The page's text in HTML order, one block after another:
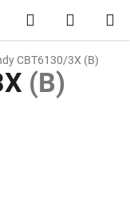
Hledat
KOŠÍK
CBT6130/3X (B)
(B)